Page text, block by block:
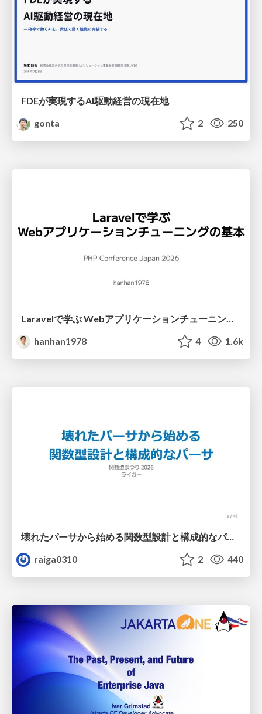
FDEが実現するAI駆動経営の現在地
gonta
2 250
Laravelで学ぶ Webアプリケーションチューニング入門/web_application_tuning_101
hanhan1978
4 1.6k
壊れたパーサから始める関数型設計と構成的なパーサ #fp_matsuri
raiga0310
2 440